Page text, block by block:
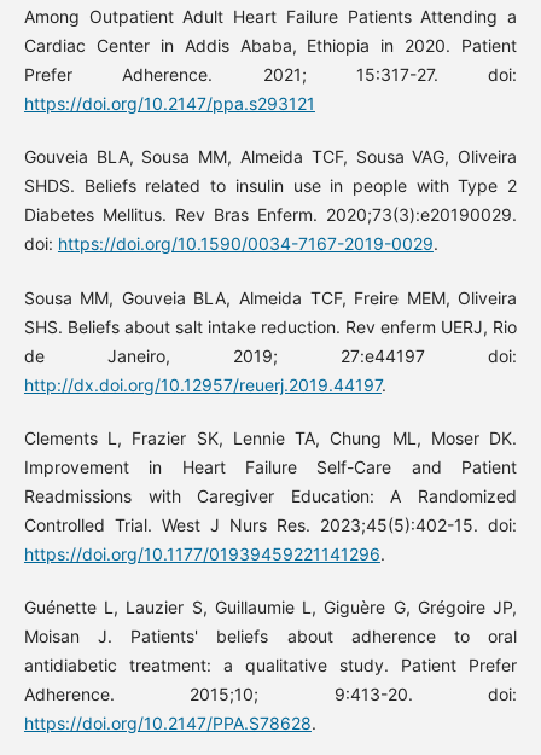
Among Outpatient Adult Heart Failure Patients Attending a
Cardiac Center in Addis Ababa, Ethiopia in 2020. Patient
Prefer Adherence. 2021; 15:317-27. doi:
https://doi.org/10.2147/ppa.s293121
Gouveia BLA, Sousa MM, Almeida TCF, Sousa VAG, Oliveira
SHDS. Beliefs related to insulin use in people with Type 2
Diabetes Mellitus. Rev Bras Enferm. 2020;73(3):e20190029.
doi: https://doi.org/10.1590/0034-7167-2019-0029.
Sousa MM, Gouveia BLA, Almeida TCF, Freire MEM, Oliveira
SHS. Beliefs about salt intake reduction. Rev enferm UERJ, Rio
de Janeiro, 2019; 27:e44197 doi:
http://dx.doi.org/10.12957/reuerj.2019.44197.
Clements L, Frazier SK, Lennie TA, Chung ML, Moser DK.
Improvement in Heart Failure Self-Care and Patient
Readmissions with Caregiver Education: A Randomized
Controlled Trial. West J Nurs Res. 2023;45(5):402-15. doi:
https://doi.org/10.1177/01939459221141296.
Guénette L, Lauzier S, Guillaumie L, Giguère G, Grégoire JP,
Moisan J. Patients' beliefs about adherence to oral
antidiabetic treatment: a qualitative study. Patient Prefer
Adherence. 2015;10; 9:413-20. doi:
https://doi.org/10.2147/PPA.S78628.